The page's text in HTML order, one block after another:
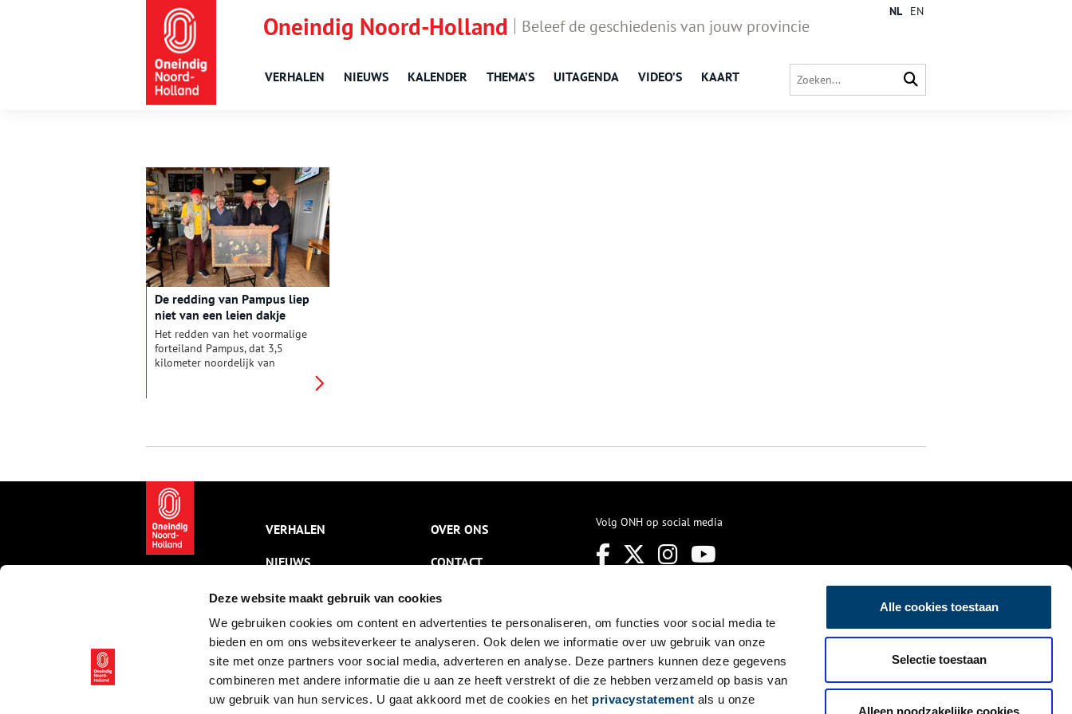
Deze website maakt gebruik van cookies
We gebruiken cookies om content en advertenties te personaliseren, om functies voor social media te
bieden en om ons websiteverkeer te analyseren. Ook delen we informatie over uw gebruik van onze
site met onze partners voor social media, adverteren en analyse. Deze partners kunnen deze gegevens
combineren met andere informatie die u aan ze heeft verstrekt of die ze hebben verzameld op basis van
uw gebruik van hun services. U gaat akkoord met de cookies en het privacystatement als u onze
Alle cookies toestaan
Selectie toestaan
Alleen noodzakelijke cookies
Oneindig Noord-Holland Beleef de geschiedenis van jouw provincie
VERHALEN NIEUWS KALENDER THEMA’S UITAGENDA VIDEO’S KAART
NL EN
De redding van Pampus liep
niet van een leien dakje
Het redden van het voormalige
forteiland Pampus, dat 3,5
kilometer noordelijk van
ondergang hebben gered’.
VERHALEN
NIEUWS
KALENDER
THEMA’S
ACTIVITEITEN
VIDEO’S
OVER ONS
CONTACT
NIEUWSBRIEF
DISCLAIMER
PRIVACY
TOEGANKELIJKHEID
Volg ONH op social media